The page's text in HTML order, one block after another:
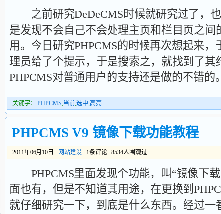
之前研究DeDeCMS时候就研究过了，
是发现不会自己不会处理主页和栏目页之间
用。今日研究PHPCMS的时候再次想起来
理员给了个提示，于是搜索之，就找到了其
PHPCMS对普通用户的支持还是做的不错的
关键字： PHPCMS,当前,选中,高亮
PHPCMS V9 镜像下载功能教程
2011年06月10日 网站建设 1条评论 8534人围观过
PHPCMS里面发现个功能，叫“镜像下载
面也有，但是不知道其用途，在更换到
就仔细研究一下，到底是什么东西。经过一